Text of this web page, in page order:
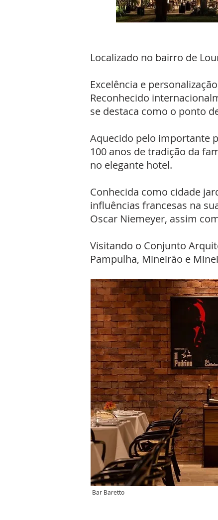
Localizado no bairro de
Excelência e
Reconhecido
se destaca como o ponto
Aquecido pelo importante
100 anos de tradição da
no elegante hotel.
Conhecida como cidade
influências francesas na
Oscar Niemeyer, assim
Visitando o Conjunto
Pampulha, Mineirão e
Bar Baretto